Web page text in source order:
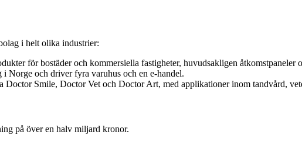
i helt olika industrier:
för bostäder och kommersiella fastigheter, huvudsakligen åtkomstpaneler
Norge och driver fyra varuhus och en e-handel.
Doctor Smile, Doctor Vet och Doctor Art, med applikationer inom tandvård,
på över en halv miljard kronor.